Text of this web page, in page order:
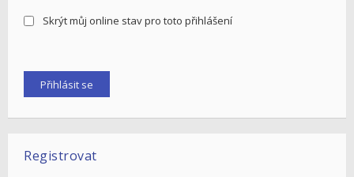
Skrýt můj online stav pro toto přihlášení
Registrovat